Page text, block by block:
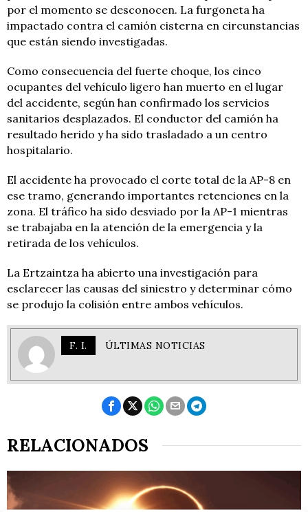
por el momento se desconocen. La furgoneta ha
impactado contra el camión cisterna en circunstancias
que están siendo investigadas.
Como consecuencia del fuerte choque, los cinco
ocupantes del vehículo ligero han muerto en el lugar
del accidente, según han confirmado los servicios
sanitarios desplazados. El conductor del camión ha
resultado herido y ha sido trasladado a un centro
hospitalario.
El accidente ha provocado el corte total de la AP-8 en
ese tramo, generando importantes retenciones en la
zona. El tráfico ha sido desviado por la AP-1 mientras
se trabajaba en la atención de la emergencia y la
retirada de los vehículos.
La Ertzaintza ha abierto una investigación para
esclarecer las causas del siniestro y determinar cómo
se produjo la colisión entre ambos vehículos.
F. I. ÚLTIMAS NOTICIAS
RELACIONADOS